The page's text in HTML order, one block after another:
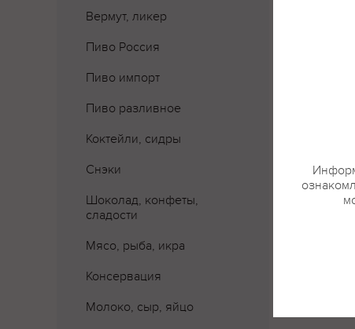
Вермут, ликер
Пиво Россия
Пиво импорт
Пиво разливное
Коктейли, сидры
Снэки
Шоколад, конфеты,
сладости
Мясо, рыба, икра
Консервация
Молоко, сыр, яйцо